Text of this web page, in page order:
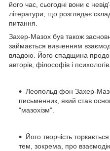
його час, сьогодні вони є
літератури, що розглядає
питання.
Захер-Мазох був також
займається вивченням
владою. Його спадщина
авторів, філософів і психологів.
Леопольд фон Захер-
письменник, який став
"мазохізм".
Його творчість
тем, зокрема, про